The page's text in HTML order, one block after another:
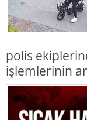
polis
işlemlerinin